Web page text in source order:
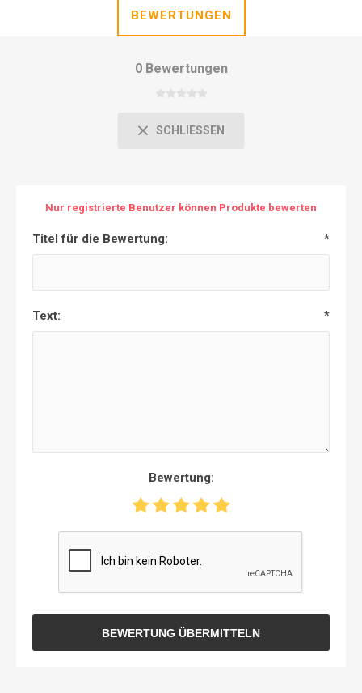
BEWERTUNGEN
0 Bewertungen
SCHLIESSEN
Nur registrierte Benutzer können Produkte bewerten
Titel für die Bewertung: *
Text: *
Bewertung:
BEWERTUNG ÜBERMITTELN